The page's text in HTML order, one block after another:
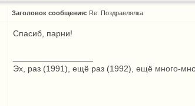
Заголовок сообщения: Re: Поздравлялка
Спасиб, парни!
Эх, раз (1991), ещё раз (1992), ещё много-